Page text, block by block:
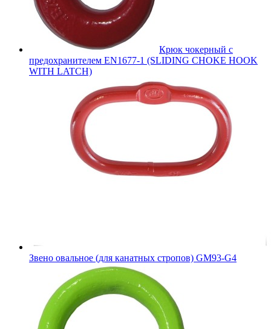
Крюк чокерный с
предохранителем EN1677-1 (SLIDING CHOKE HOOK
WITH LATCH)
Звено овальное (для канатных стропов) GM93-G4